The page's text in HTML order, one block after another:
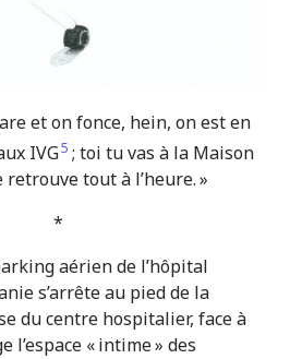
et on fonce, hein, on est en
IVG5 ; toi tu vas à la Maison
retrouve tout à l’heure. »
*
aérien de l’hôpital
s’arrête au pied de la
du centre hospitalier, face à
« intime » des